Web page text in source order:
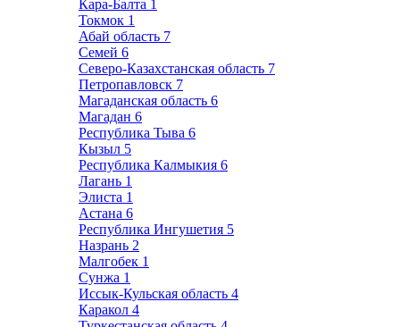
Кара-Балта 1
Токмок 1
Абай область 7
Семей 6
Северо-Казахстанская область 7
Петропавловск 7
Магаданская область 6
Магадан 6
Республика Тыва 6
Кызыл 5
Республика Калмыкия 6
Лагань 1
Элиста 1
Астана 6
Республика Ингушетия 5
Назрань 2
Малгобек 1
Сунжа 1
Иссык-Кульская область 4
Каракол 4